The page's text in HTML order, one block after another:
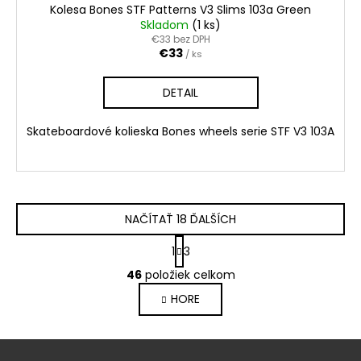
Kolesa Bones STF Patterns V3 Slims 103a Green
Skladom (1 ks)
€33 bez DPH
€33 / ks
DETAIL
Skateboardové kolieska Bones wheels serie STF V3 103A
O
v
l
á
d
NAČÍTAŤ 18 ĎALŠÍCH
S
t
r
á
n
k
o
1 3
46položiek celkom
HORE